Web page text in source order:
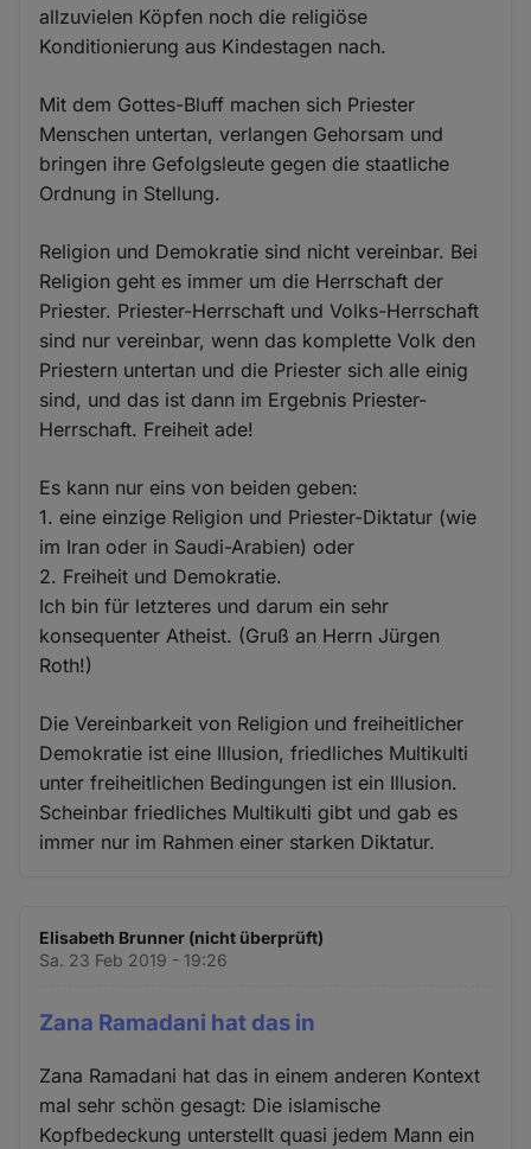
allzuvielen Köpfen noch die religiöse
Konditionierung aus Kindestagen nach.
Mit dem Gottes-Bluff machen sich Priester
Menschen untertan, verlangen Gehorsam und
bringen ihre Gefolgsleute gegen die staatliche
Ordnung in Stellung.
Religion und Demokratie sind nicht vereinbar. Bei
Religion geht es immer um die Herrschaft der
Priester. Priester-Herrschaft und Volks-Herrschaft
sind nur vereinbar, wenn das komplette Volk den
Priestern untertan und die Priester sich alle einig
sind, und das ist dann im Ergebnis Priester-
Herrschaft. Freiheit ade!
Es kann nur eins von beiden geben:
1. eine einzige Religion und Priester-Diktatur (wie
im Iran oder in Saudi-Arabien) oder
2. Freiheit und Demokratie.
Ich bin für letzteres und darum ein sehr
konsequenter Atheist. (Gruß an Herrn Jürgen
Roth!)
Die Vereinbarkeit von Religion und freiheitlicher
Demokratie ist eine Illusion, friedliches Multikulti
unter freiheitlichen Bedingungen ist ein Illusion.
Scheinbar friedliches Multikulti gibt und gab es
immer nur im Rahmen einer starken Diktatur.
Elisabeth Brunner (nicht überprüft)
Sa. 23 Feb 2019 - 19:26
Zana Ramadani hat das in
Zana Ramadani hat das in einem anderen Kontext
mal sehr schön gesagt: Die islamische
Kopfbedeckung unterstellt quasi jedem Mann ein